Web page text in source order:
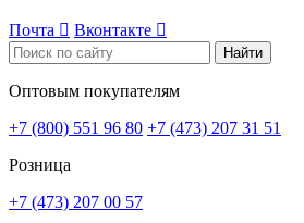
Почта  Вконтакте 
Найти
Оптовым покупателям
+7 (800) 551 96 80 +7 (473) 207 31 51
Розница
+7 (473) 207 00 57